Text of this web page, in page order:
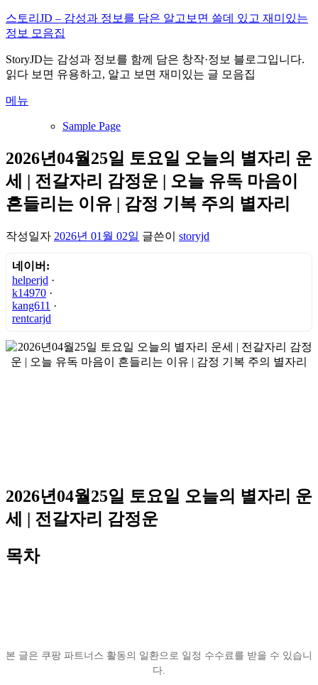
내
용
로
바
가
스토리JD – 감성과 정보를 담은 알고보면 쓸데 있고 재미있는
정보 모음집
StoryJD는 감성과 정보를 함께 담은 창작·정보 블로그입니다.
읽다 보면 유용하고, 알고 보면 재미있는 글 모음집
메뉴
Sample Page
2026년04월25일 토요일 오늘의 별자리 운
세 | 전갈자리 감정운 | 오늘 유독 마음이
흔들리는 이유 | 감정 기복 주의 별자리
작성일자 2026년 01월 02일 글쓴이 storyjd
네이버:
helperjd ·
k14970 ·
kang611 ·
rentcarjd
2026년04월25일 토요일 오늘의 별자리 운
세 | 전갈자리 감정운
목차
본 글은 쿠팡 파트너스 활동의 일환으로 일정 수수료를 받을 수 있습니
다.